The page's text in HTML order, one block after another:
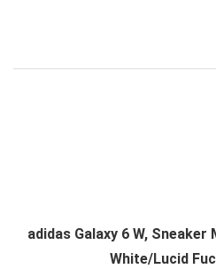
adidas Galaxy 6 W,
White/Lucid